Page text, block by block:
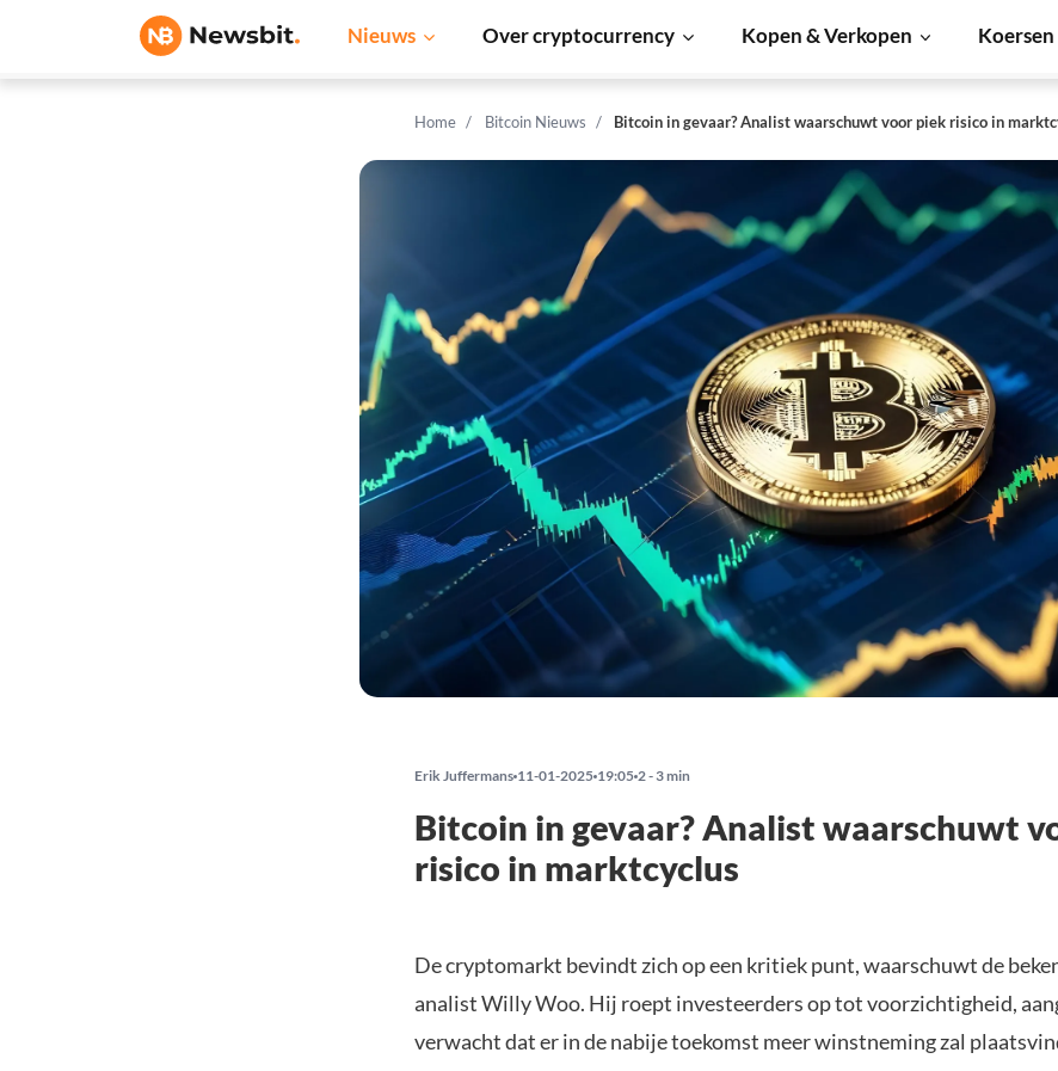
Nieuws Over cryptocurrency Kopen & Verkopen Koersen
Home Bitcoin Nieuws Bitcoin in gevaar? Analist waarschuwt voor piek risico in
Erik Juffermans 11-01-2025 19:05 2 - 3 min
Bitcoin in gevaar? Analist waarschuwt
risico in marktcyclus
De cryptomarkt bevindt zich op een kritiek punt, waarschuwt de
analist Willy Woo. Hij roept investeerders op tot voorzichtigheid,
verwacht dat er in de nabije toekomst meer winstneming zal